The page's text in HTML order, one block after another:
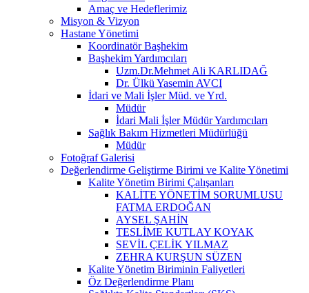
Amaç ve Hedeflerimiz
Misyon & Vizyon
Hastane Yönetimi
Koordinatör Başhekim
Başhekim Yardımcıları
Uzm.Dr.Mehmet Ali KARLIDAĞ
Dr. Ülkü Yasemin AVCI
İdari ve Mali İşler Müd. ve Yrd.
Müdür
İdari Mali İşler Müdür Yardımcıları
Sağlık Bakım Hizmetleri Müdürlüğü
Müdür
Fotoğraf Galerisi
Değerlendirme Geliştirme Birimi ve Kalite Yönetimi
Kalite Yönetim Birimi Çalışanları
KALİTE YÖNETİM SORUMLUSU
FATMA ERDOĞAN
AYSEL ŞAHİN
TESLİME KUTLAY KOYAK
SEVİL ÇELİK YILMAZ
ZEHRA KURŞUN SÜZEN
Kalite Yönetim Biriminin Faliyetleri
Öz Değerlendirme Planı